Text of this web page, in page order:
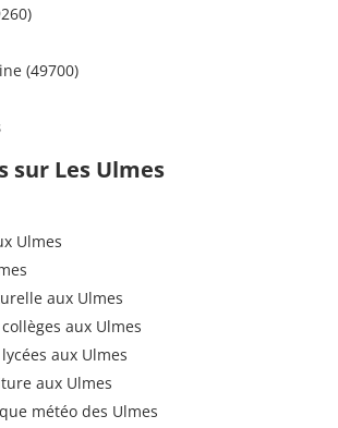
(49700)
sur Les Ulmes
Ulmes
aux Ulmes
aux Ulmes
aux Ulmes
aux Ulmes
météo des Ulmes